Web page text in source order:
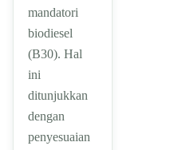
mandatori
biodiesel
(B30). Hal
ini
ditunjukkan
dengan
penyesuaian